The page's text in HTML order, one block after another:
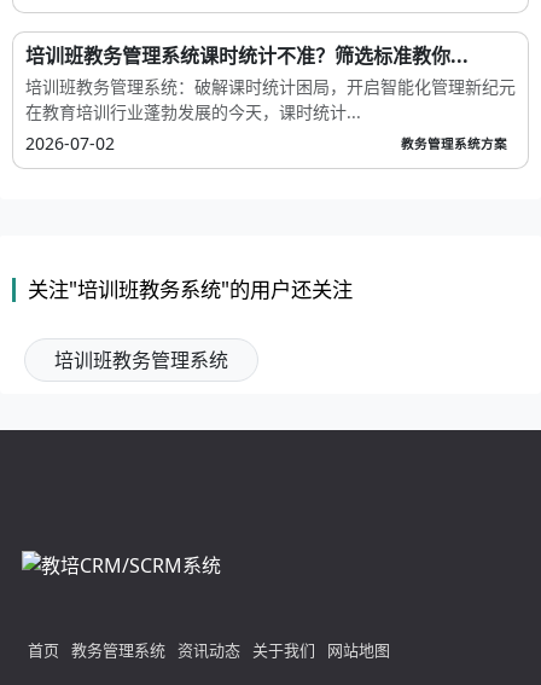
培训班教务管理系统课时统计不准？筛选标准教你...
培训班教务管理系统：破解课时统计困局，开启智能化管理新纪元
在教育培训行业蓬勃发展的今天，课时统计...
2026-07-02
教务管理系统方案
关注"培训班教务系统"的用户还关注
培训班教务管理系统
首页 教务管理系统 资讯动态 关于我们 网站地图